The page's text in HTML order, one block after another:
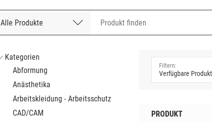
Alle Produkte
Nach Bestellnummer
Kategorien
Abformung
Anästhetika
Arbeitskleidung - Arbeitsschutz
CAD/CAM
PRODUKT